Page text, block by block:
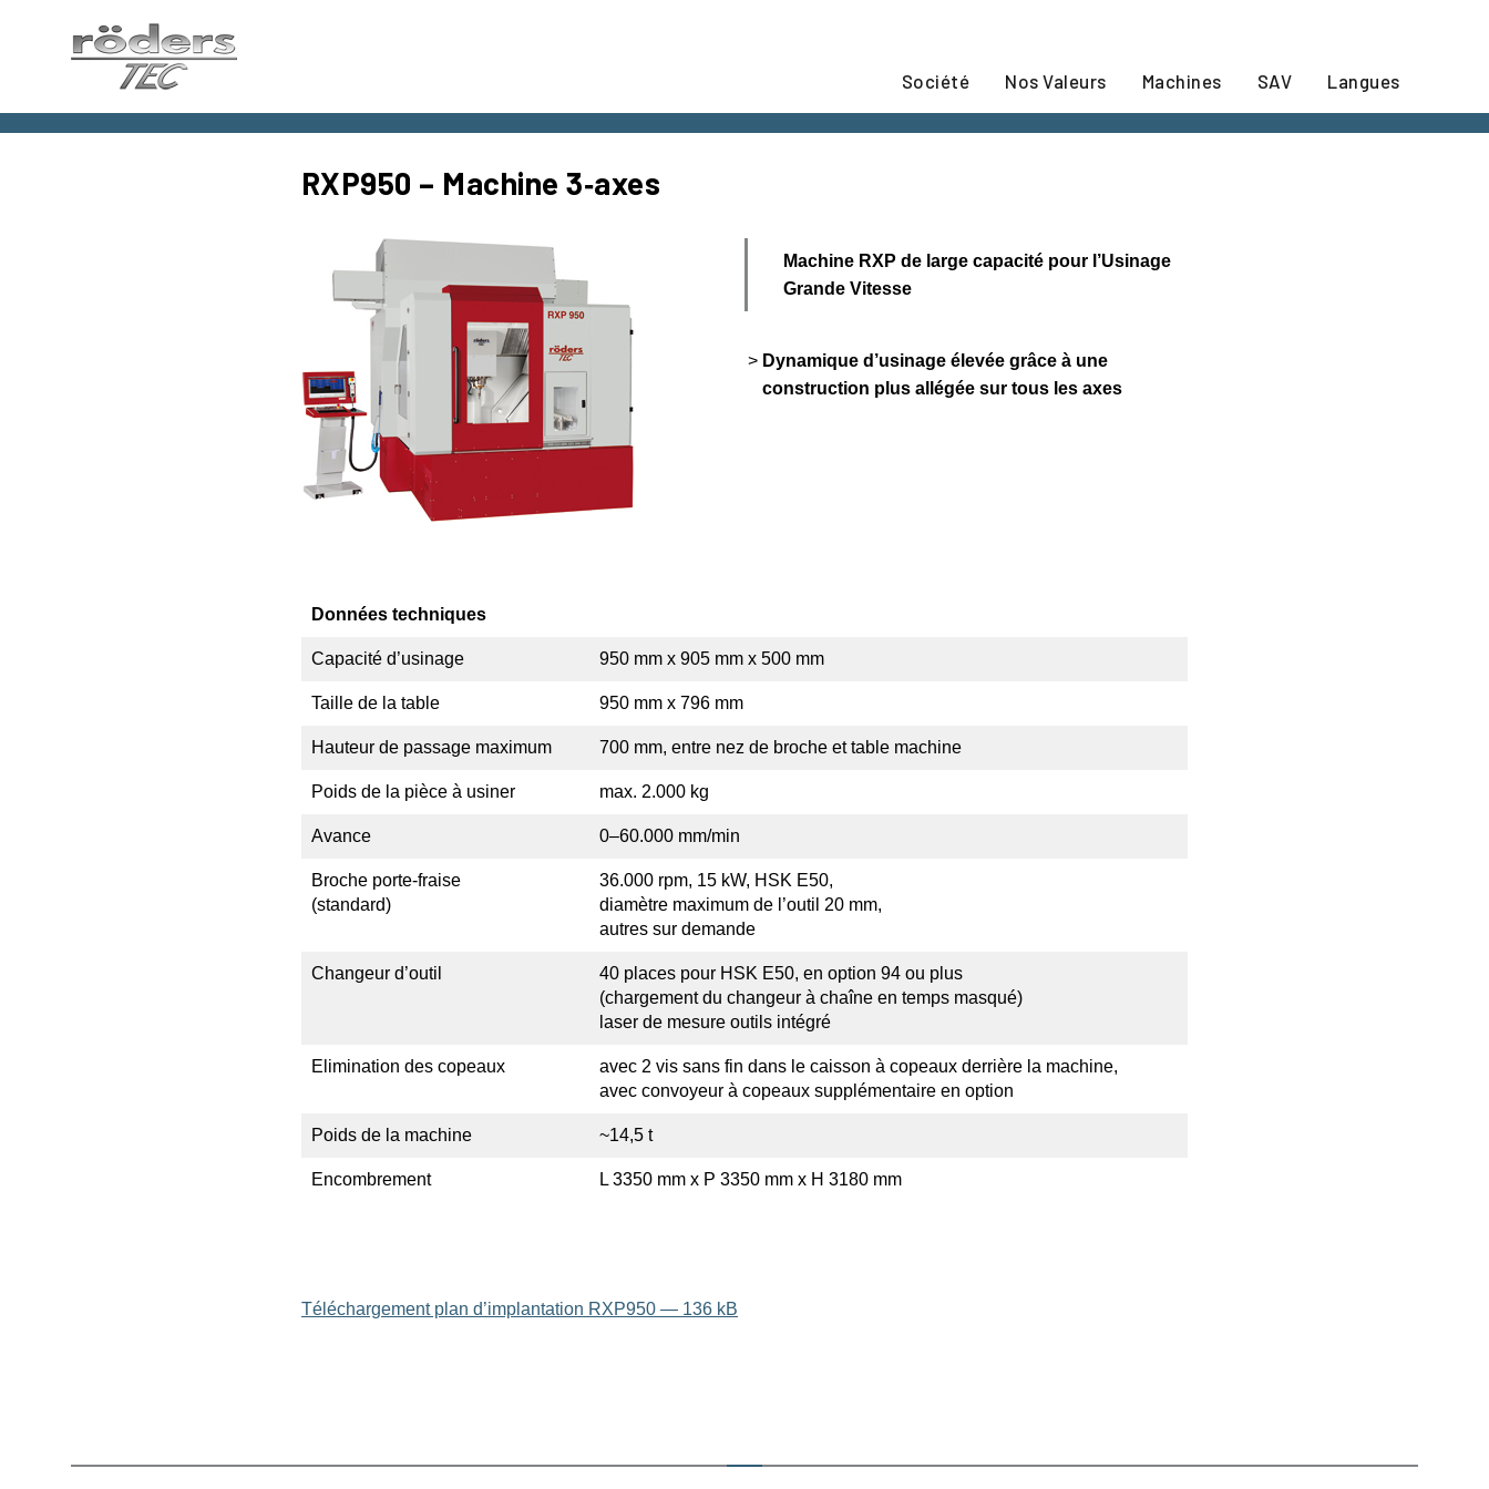
Roeders
France
Société Nos Valeurs Machines SAV Langues
RXP950 – Machine 3‑axes
Machine RXP de large capacité pour l’Usinage
Grande Vitesse
Dynamique d’usinage élevée grâce à une
construction plus allégée sur tous les axes
Données techniques
Capacité d’usinage 950 mm x 905 mm x 500 mm
Taille de la table 950 mm x 796 mm
Hauteur de passage maximum 700 mm, entre nez de broche et table machine
Poids de la pièce à usiner max. 2.000 kg
Avance 0–60.000 mm/min
Broche porte-fraise
(standard)
36.000 rpm, 15 kW, HSK E50,
diamètre maximum de l’outil 20 mm,
autres sur demande
Changeur d’outil
40 places pour HSK E50, en option 94 ou plus
(chargement du changeur à chaîne en temps masqué)
laser de mesure outils intégré
Elimi­nation des copeaux
avec 2 vis sans fin dans le caisson à copeaux derrière la machine,
avec convoyeur à copeaux supplé­men­taire en option
Poids de la machine ~14,5 t
Encom­brement L 3350 mm x P 3350 mm x H 3180 mm
Téléchar­gement plan d’implan­tation RXP950 — 136 kB